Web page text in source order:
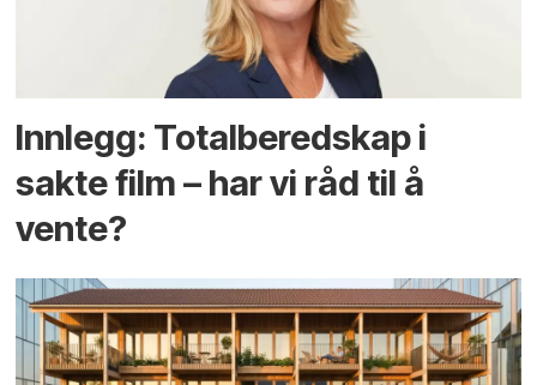
Innlegg: Totalberedskap i
sakte film – har vi råd til å
vente?